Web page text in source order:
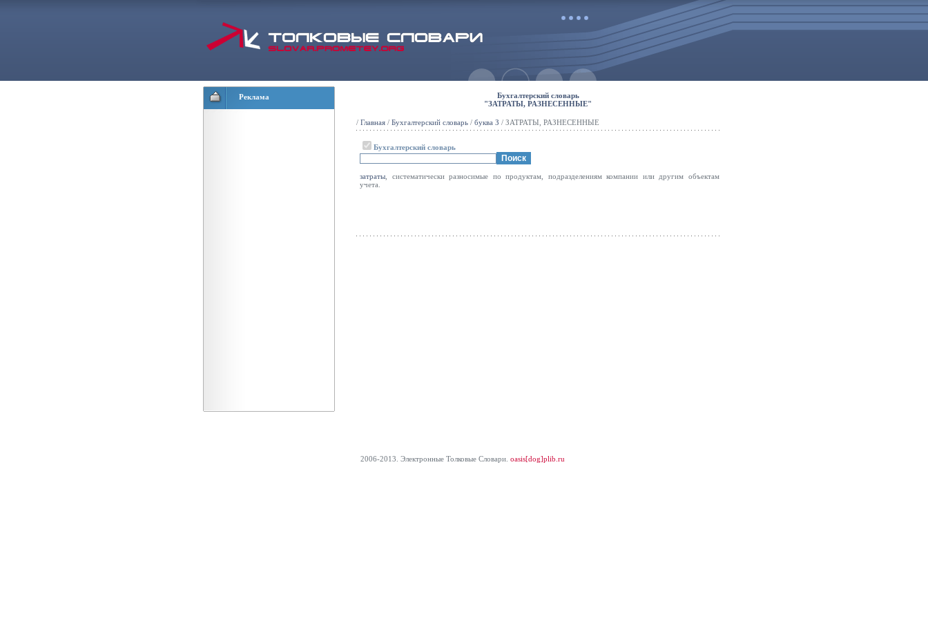
Реклама
Бухгалтерский словарь
"ЗАТРАТЫ, РАЗНЕСЕННЫЕ"
/ Главная / Бухгалтерский словарь / буква З / ЗАТРАТЫ, РАЗНЕСЕННЫЕ
Бухгалтерский словарь
затраты , систематически разносимые по продуктам, подразделениям компании или другим объектам
учета.
2006-2013. Электронные Толковые Cловари. oasis[dog]plib.ru